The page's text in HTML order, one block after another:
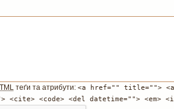
теґи та атрибути: <a href="" title="">
<cite> <code> <del datetime=""> <em>